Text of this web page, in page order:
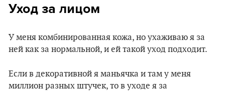
Уход за лицом
У меня комбинированная кожа, но ухаживаю я за
ней как за нормальной, и ей такой уход подходит.
Если в декоративной я маньячка и там у меня
миллион разных штучек, то в уходе я за